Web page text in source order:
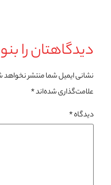
دیدگاهتان را
نشانی ایمیل شما منتشر
علامت‌گذاری شده‌اند*
دیدگاه*